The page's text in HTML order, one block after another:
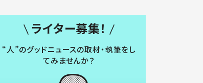
ライター募集！
“人”のグッドニュースの取材・執筆をし
てみませんか？